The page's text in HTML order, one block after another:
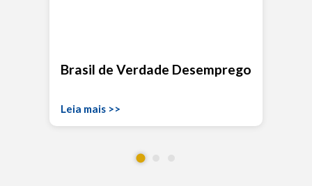
Brasil de Verdade Desemprego
Leia mais >>